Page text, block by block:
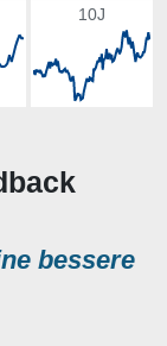
10J
bessere